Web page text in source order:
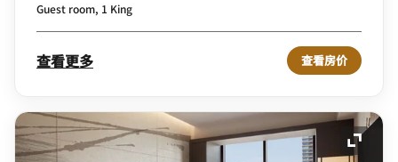
Guest room, 1 King
查看更多 查看房价
展开